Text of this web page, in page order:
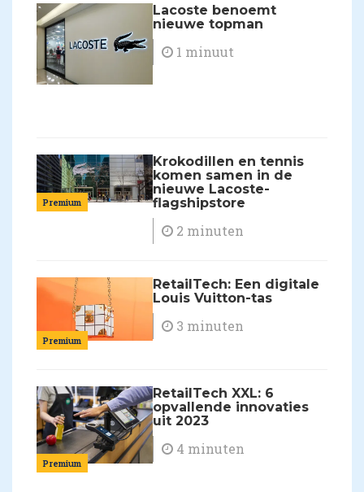
Lacoste benoemt
nieuwe topman
1 minuut
Premium
Krokodillen en tennis
komen samen in de
nieuwe Lacoste-
flagshipstore
2 minuten
Premium
RetailTech: Een digitale
Louis Vuitton-tas
3 minuten
Premium
RetailTech XXL: 6
opvallende innovaties
uit 2023
4 minuten